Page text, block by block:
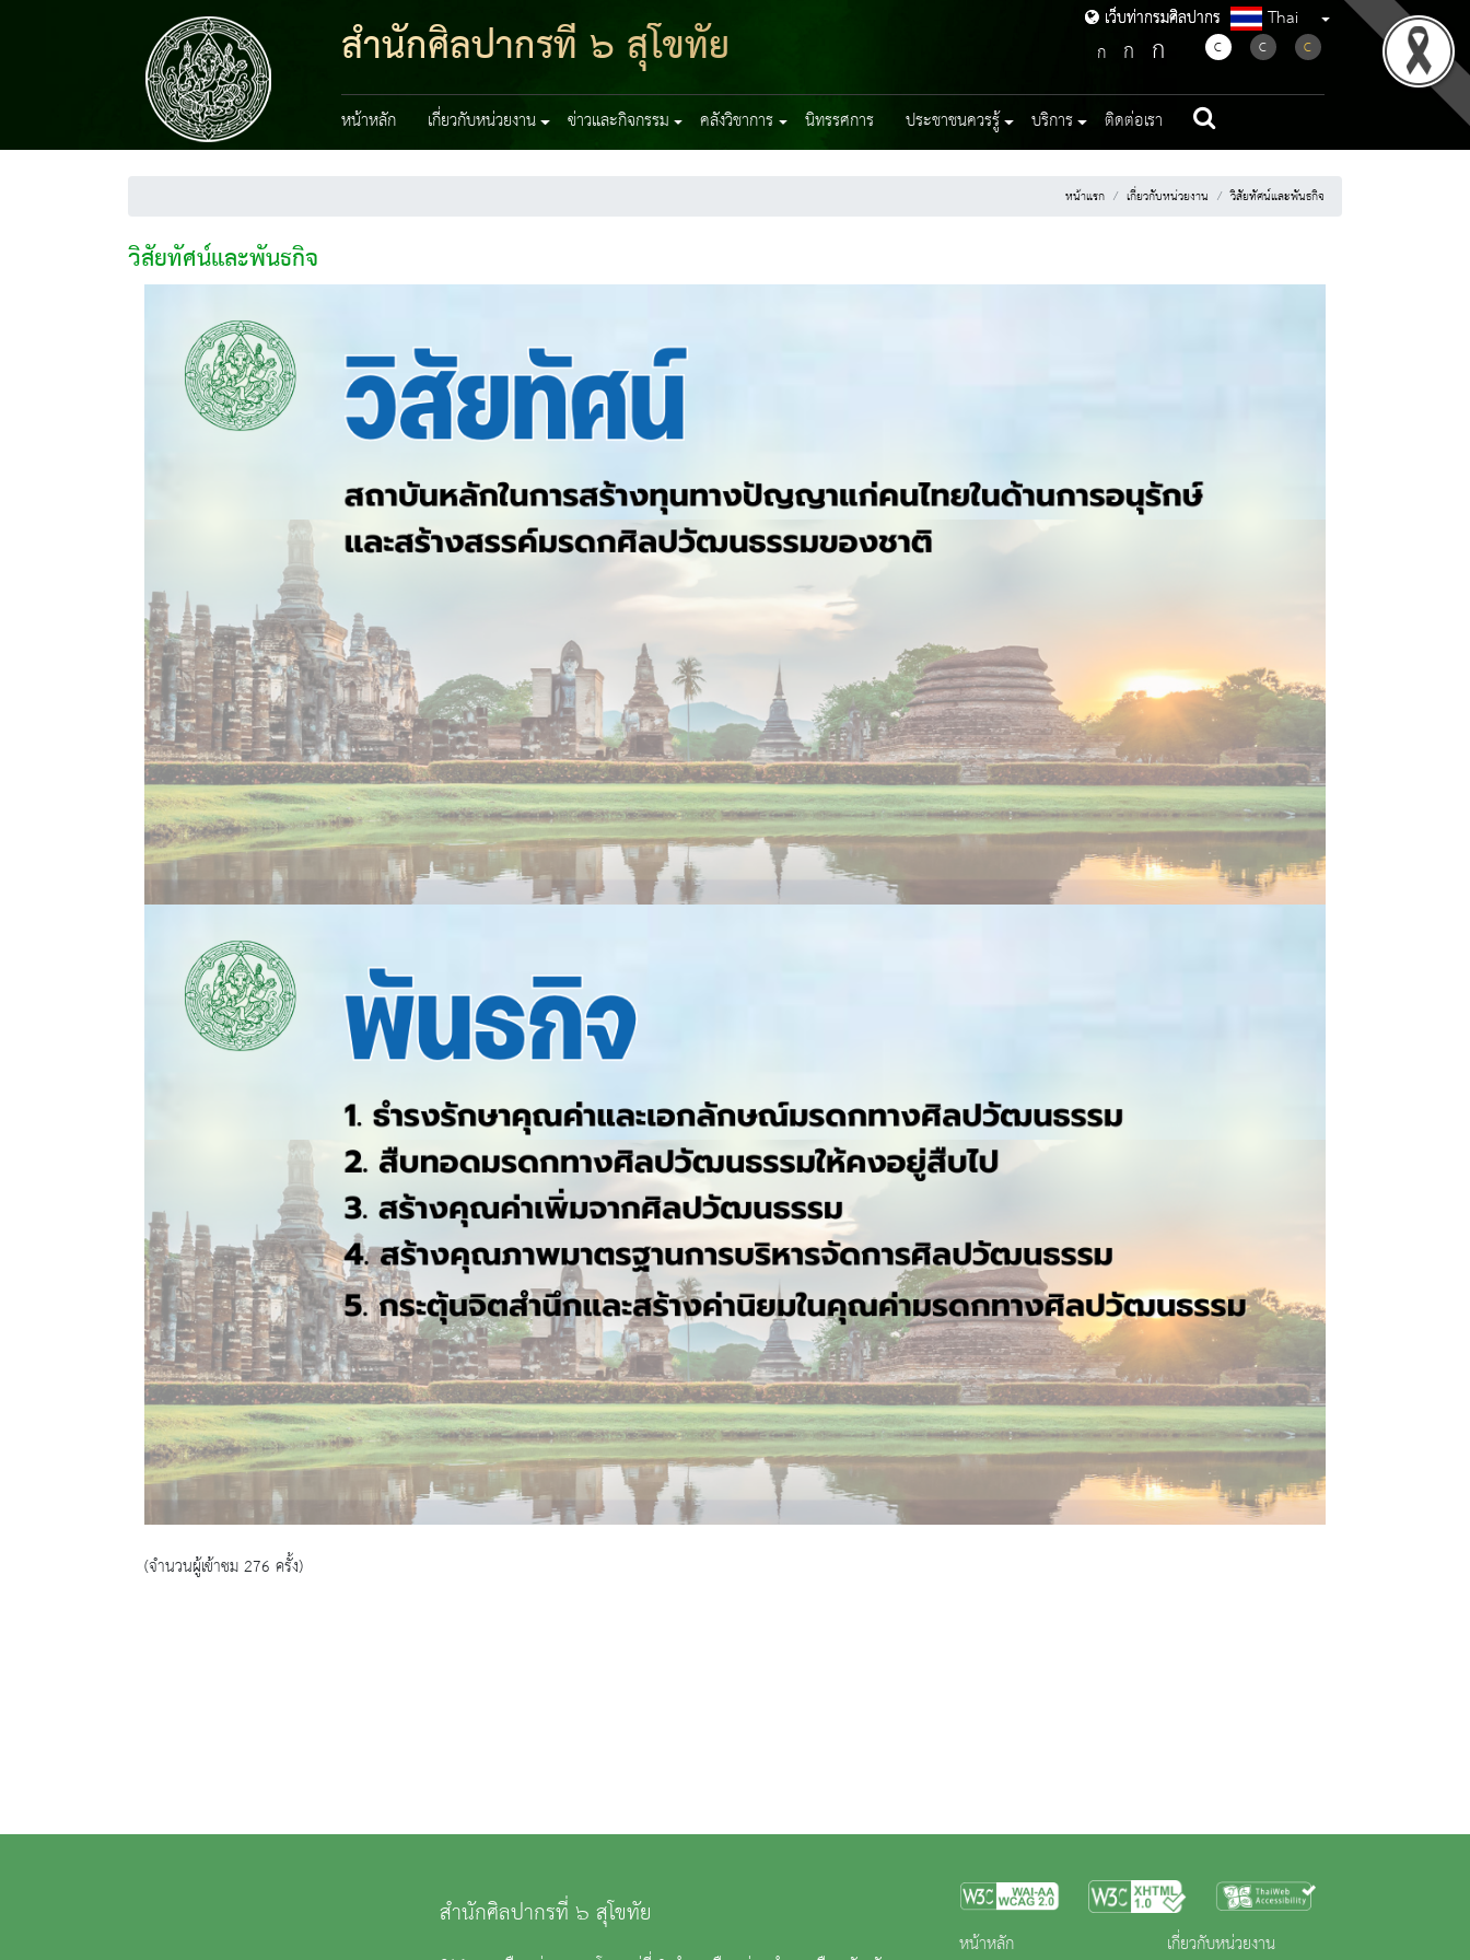
เว็บท่ากรมศิลปากร
สำนักศิลปากรที่ ๖ สุโขทัย เว็บท่ากรมศิลปากร Thai
ก ก ก C C C
หน้าหลัก เกี่ยวกับหน่วยงาน ข่าวและกิจกรรม คลังวิชาการ นิทรรศการ ประชาชนควรรู้ บริการ ติดต่อเรา
หน้าแรก เกี่ยวกับหน่วยงาน วิสัยทัศน์และพันธกิจ
วิสัยทัศน์และพันธกิจ
(จำนวนผู้เข้าชม 276 ครั้ง)
สำนักศิลปากรที่ ๖ สุโขทัย
หน้าหลัก เกี่ยวกับหน่วยงาน